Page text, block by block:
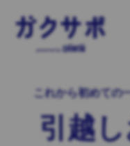
これから初めての
引越